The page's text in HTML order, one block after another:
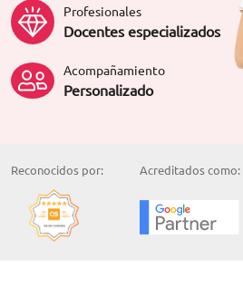
Profesionales
Docentes especializados
Acompañamiento
Personalizado
Reconocidos por: Acreditados como: